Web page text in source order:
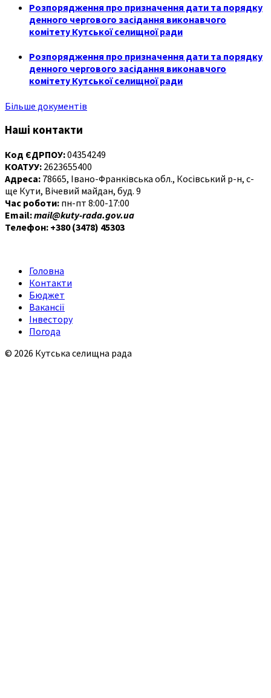
Розпорядження про призначення дати та порядку
денного чергового засідання виконавчого
комітету Кутської селищної ради
Розпорядження про призначення дати та порядку
денного чергового засідання виконавчого
комітету Кутської селищної ради
Більше документів
Наші контакти
Код ЄДРПОУ:04354249
КОАТУУ: 2623655400
Адреса: 78665, Івано-Франківська обл., Косівський р-н, с-
ще Кути, Вічевий майдан, буд. 9
Час роботи: пн-пт 8:00-17:00
Email:mail@kuty-rada.gov.ua
Телефон: +380 (3478) 45303
Головна
Контакти
Бюджет
Вакансії
Інвестору
Погода
© 2026 Кутська селищна рада